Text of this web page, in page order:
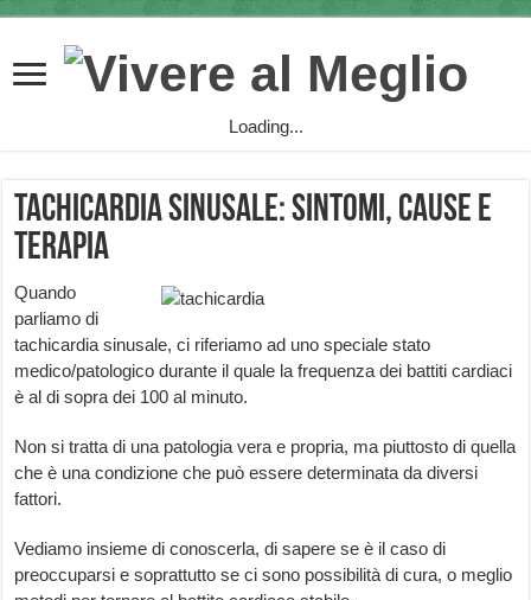
Loading...
Tachicardia Sinusale: sintomi, cause e
terapia
Quando
parliamo di
tachicardia sinusale, ci riferiamo ad uno speciale stato
medico/patologico durante il quale la frequenza dei battiti cardiaci
è al di sopra dei 100 al minuto.
Non si tratta di una patologia vera e propria, ma piuttosto di quella
che è una condizione che può essere determinata da diversi
fattori.
Vediamo insieme di conoscerla, di sapere se è il caso di
preoccuparsi e soprattutto se ci sono possibilità di cura, o meglio